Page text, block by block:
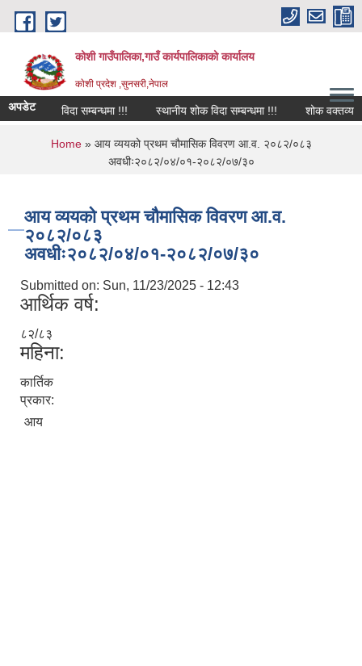
Skip to main content
कोशी गाउँपालिका,गाउँ कार्यपालिकाको कार्यालय
काेशी प्रदेश ,सुनसरी,नेपाल
अपडेटशोक विदा सम्बन्धमा !!! स्थानीय शोक विदा सम्बन्धमा !!! शोक वक्तव्य
You are here
Home» आय व्ययको प्रथम चौमासिक विवरण आ.व. २०८२/०८३
अवधीः२०८२/०४/०१-२०८२/०७/३०
आय व्ययको प्रथम चौमासिक विवरण आ.व.
२०८२/०८३
अवधीः२०८२/०४/०१-२०८२/०७/३०
Submitted on: Sun, 11/23/2025 - 12:43
आर्थिक वर्ष:
८२/८३
महिना:
कार्तिक
प्रकार:
आय